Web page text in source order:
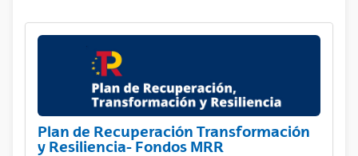
Plan de Recuperación Transformación
y Resiliencia- Fondos MRR